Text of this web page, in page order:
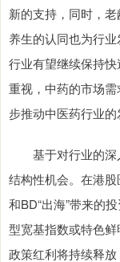
新的支持，同时，
养生的认同也为行
行业有望继续保持
重视，中药的市场
步推动中医药行业的
基于对行业的深
结构性机会。在港
和BD“出海”带来的
型宽基指数或特色
政策红利将持续释放